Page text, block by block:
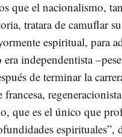
que el nacionalismo,
tratara de camuflar
espiritual, para
independentista
de terminar la
que es el único que
espirituales”,